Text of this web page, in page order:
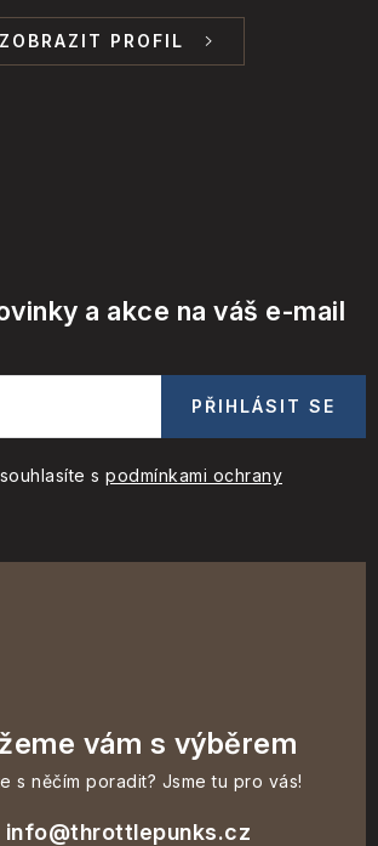
ZOBRAZIT PROFIL
a akce na váš e-mail
s podmínkami ochrany
PŘIHLÁSIT SE
vám s výběrem
s něčím poradit? Jsme tu pro vás!
info@throttlepunks.cz